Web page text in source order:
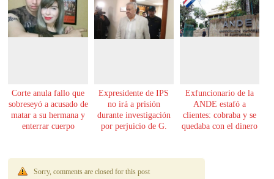
Corte anula fallo que
sobreseyó a acusado de
matar a su hermana y
enterrar cuerpo
Expresidente de IPS
no irá a prisión
durante investigación
por perjuicio de G.
Exfuncionario de la
ANDE estafó a
clientes: cobraba y se
quedaba con el dinero
Sorry, comments are closed for this post